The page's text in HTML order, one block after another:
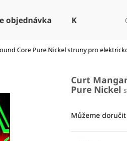
objednávka Kontakt
Core Pure Nickelstruny pro
Curt
Pure Nickel
Můžeme